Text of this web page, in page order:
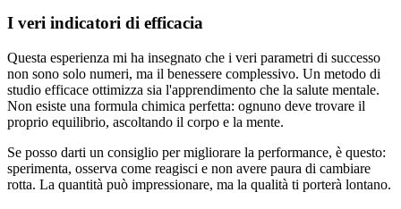
I veri indicatori di efficacia
Questa esperienza mi ha insegnato che i veri parametri di successo
non sono solo numeri, ma il benessere complessivo. Un metodo di
studio efficace ottimizza sia l'apprendimento che la salute mentale.
Non esiste una formula chimica perfetta: ognuno deve trovare il
proprio equilibrio, ascoltando il corpo e la mente.
Se posso darti un consiglio per migliorare la performance, è questo:
sperimenta, osserva come reagisci e non avere paura di cambiare
rotta. La quantità può impressionare, ma la qualità ti porterà lontano.